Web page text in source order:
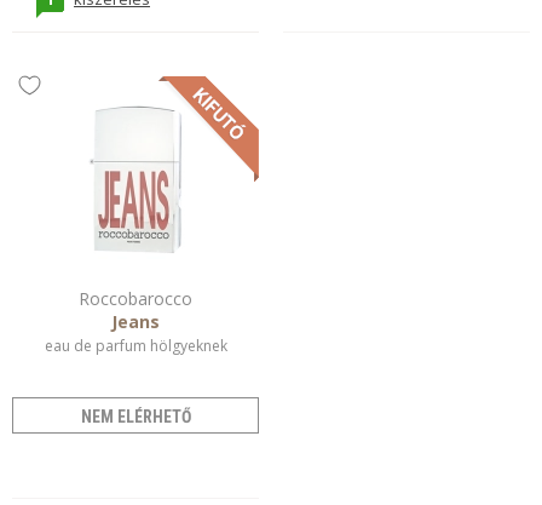
Roccobarocco
Jeans
eau de parfum hölgyeknek
NEM ELÉRHETŐ